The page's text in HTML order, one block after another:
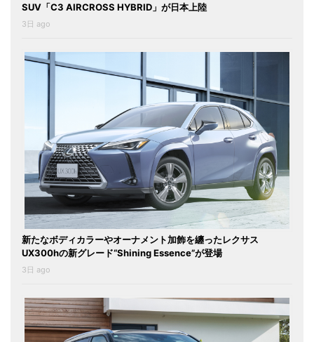
SUV「C3 AIRCROSS HYBRID」が日本上陸
3日 ago
新たなボディカラーやオーナメント加飾を纏ったレクサス
UX300hの新グレード“Shining Essence”が登場
3日 ago